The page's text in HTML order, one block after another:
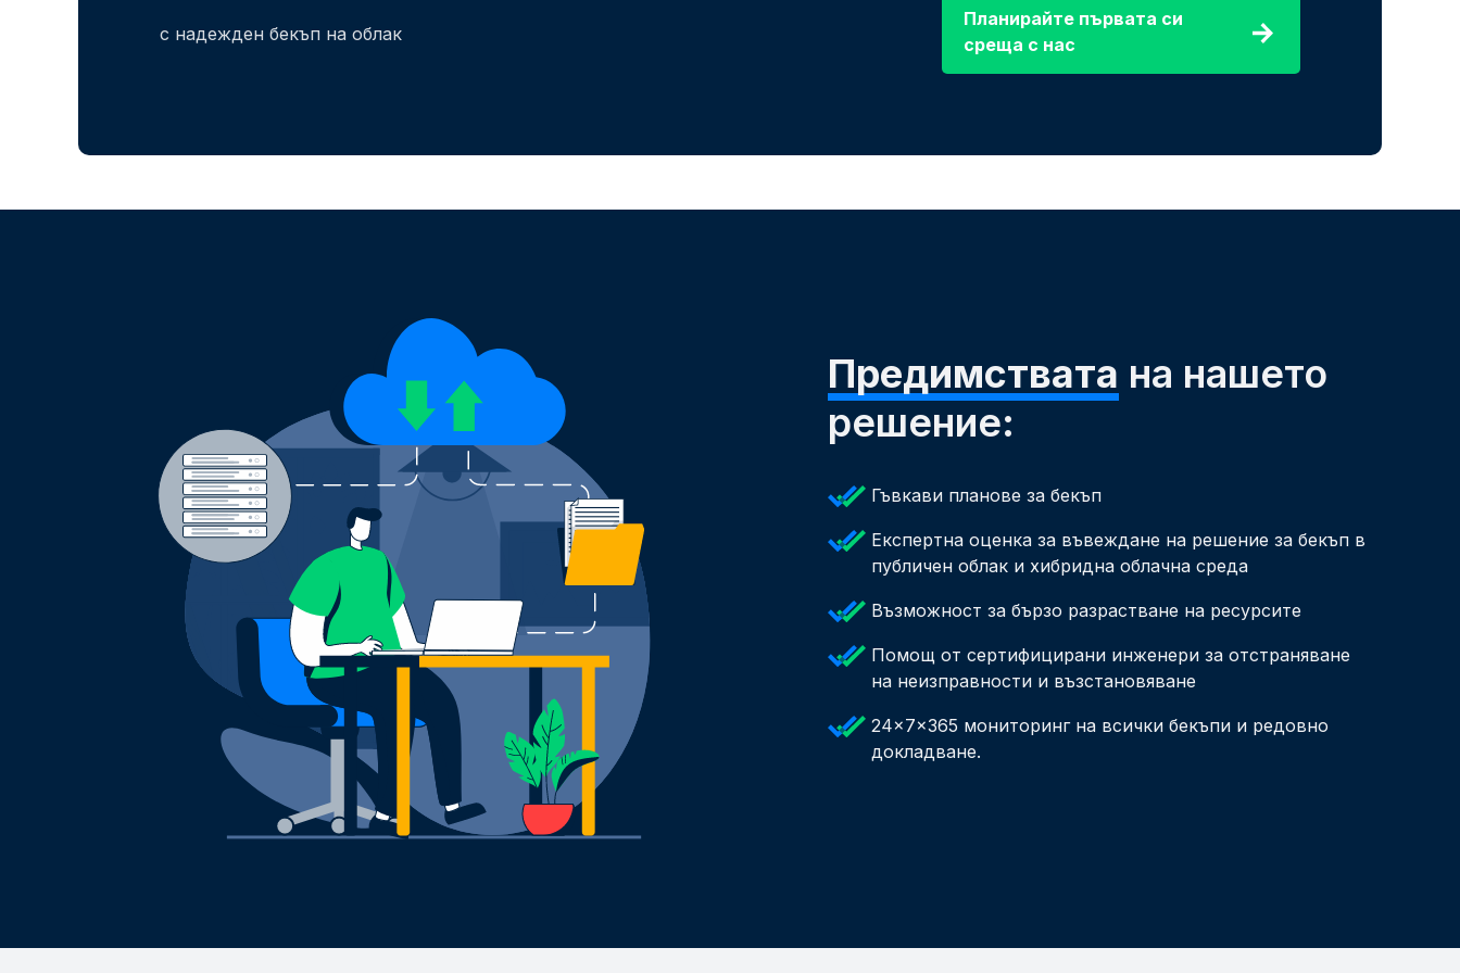
с надежден бекъп на облак
Планирайте първата си
среща с нас
Предимствата на нашето
решение:
Гъвкави планове за бекъп
Експертна оценка за въвеждане на решение за бекъп в
публичен облак и хибридна облачна среда
Възможност за бързо разрастване на ресурсите
Помощ от сертифицирани инженери за отстраняване
на неизправности и възстановяване
24x7x365 мониторинг на всички бекъпи и редовно
докладване.